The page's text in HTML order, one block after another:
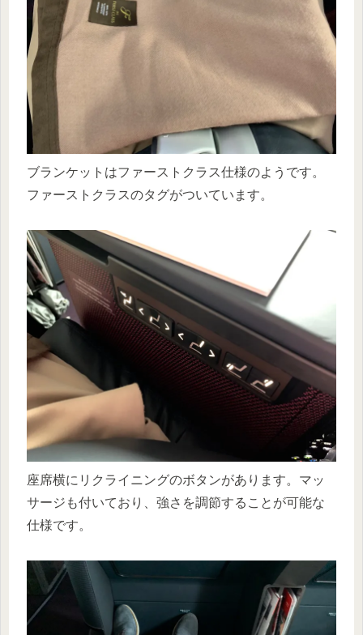
ブランケットはファーストクラス仕様のようです。
ファーストクラスのタグがついています。
座席横にリクライニングのボタンがあります。マッ
サージも付いており、強さを調節することが可能な
仕様です。